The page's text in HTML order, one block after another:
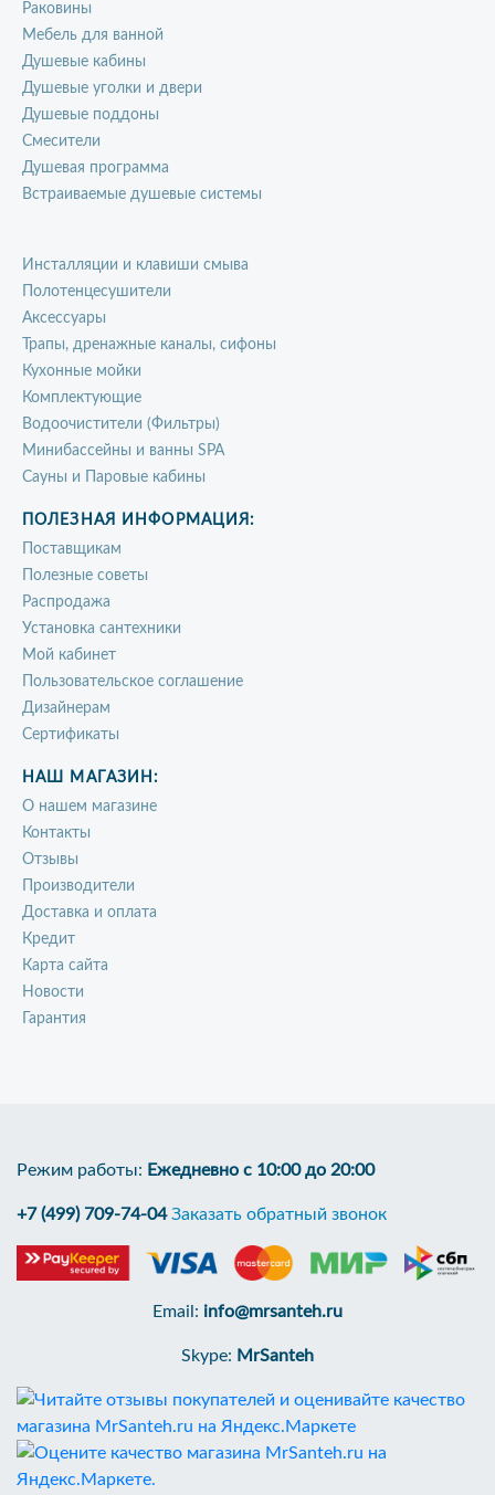
Раковины
Мебель для ванной
Душевые кабины
Душевые уголки и двери
Душевые поддоны
Смесители
Душевая программа
Встраиваемые душевые системы
Инсталляции и клавиши смыва
Полотенцесушители
Аксессуары
Трапы, дренажные каналы, сифоны
Кухонные мойки
Комплектующие
Водоочистители (Фильтры)
Минибассейны и ванны SPA
Сауны и Паровые кабины
ПОЛЕЗНАЯ ИНФОРМАЦИЯ:
Поставщикам
Полезные советы
Распродажа
Установка сантехники
Мой кабинет
Пользовательское соглашение
Дизайнерам
Сертификаты
НАШ МАГАЗИН:
О нашем магазине
Контакты
Отзывы
Производители
Доставка и оплата
Кредит
Карта сайта
Новости
Гарантия
Режим работы: Ежедневно с 10:00 до 20:00
+7 (499) 709-74-04 Заказать обратный звонок
Email: info@mrsanteh.ru
Skype: MrSanteh